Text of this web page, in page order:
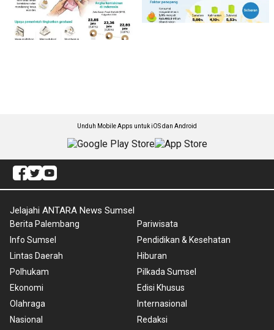
Unduh Mobile Apps untuk iOS dan Android
Jelajahi ANTARA News Sumsel
Berita Palembang
Info Sumsel
Lintas Daerah
Polhukam
Ekonomi
Olahraga
Nasional
Pariwisata
Pendidikan & Kesehatan
Hiburan
Pilkada Sumsel
Edisi Khusus
Internasional
Redaksi